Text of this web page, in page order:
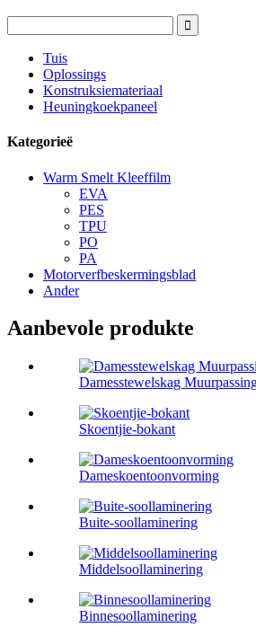
Tuis
Oplossings
Konstruksiemateriaal
Heuningkoekpaneel
Kategorieë
Warm Smelt Kleeffilm
EVA
PES
TPU
PO
PA
Motorverfbeskermingsblad
Ander
Aanbevole produkte
Damesstewelskag
Skoentjie-bokant
Dameskoentoonvorming
Buite-soollaminering
Middelsoollaminering
Binnesoollaminering